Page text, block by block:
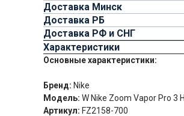
Доставка Минск
Доставка РБ
Доставка РФ и СНГ
Характеристики
Основные характеристики:
Бренд: Nike
Модель: W Nike Zoom Vapor Pro 3
Артикул: FZ2158-700